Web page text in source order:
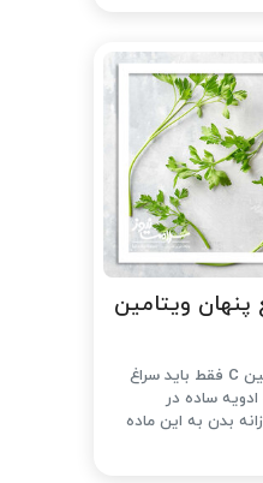
پنهان ویتامین
شاید تصور کنید برای دریافت ویتامین C فقط باید سراغ
ادویه ساده در
بدن به این ماده